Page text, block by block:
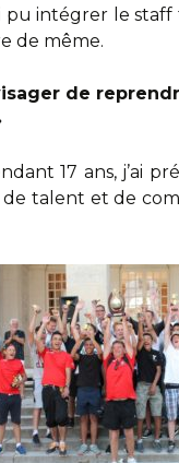
pu intégrer le
de même.
de
17 ans, j’ai
talent et de